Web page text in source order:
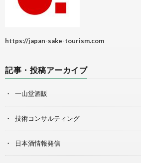
https://japan-sake-tourism.com
記事・投稿アーカイブ
一山堂酒販
技術コンサルティング
日本酒情報発信